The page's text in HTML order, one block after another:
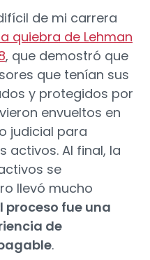
de mi carrera
quiebra de Lehman
, que demostró que
que tenían sus
y protegidos por
envueltos en
judicial para
activos. Al final, la
se
llevó mucho
proceso fue una
de
.